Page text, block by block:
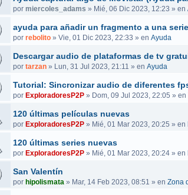
por miercoles_adams » Mié, 06 Dic 2023, 12:23 » en
ayuda para añadir un fragmento a una
por rebolito» Vie, 01 Dic 2023, 22:33 » en Ayuda
Descargar audio de plataformas de tv
por tarzan» Lun, 31 Jul 2023, 21:11 » en Ayuda
Tutorial: Sincronizar audio de diferentes
por ExploradoresP2P» Dom, 09 Jul 2023, 22:05 » en
120 últimas películas nuevas
por ExploradoresP2P» Mié, 01 Mar 2023, 20:25 » en
120 últimas series nuevas
por ExploradoresP2P» Mié, 01 Mar 2023, 20:24» en
San Valentín
por hipolismata» Mar, 14 Feb 2023, 08:51 » en Zona